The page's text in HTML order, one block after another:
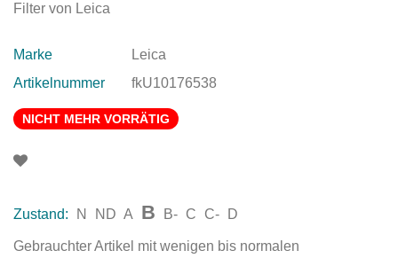
Filter von Leica
Marke
Leica
Artikelnummer
fkU10176538
NICHT MEHR VORRÄTIG
Zustand: N ND A B B- C C- D
Gebrauchter Artikel mit wenigen bis normalen